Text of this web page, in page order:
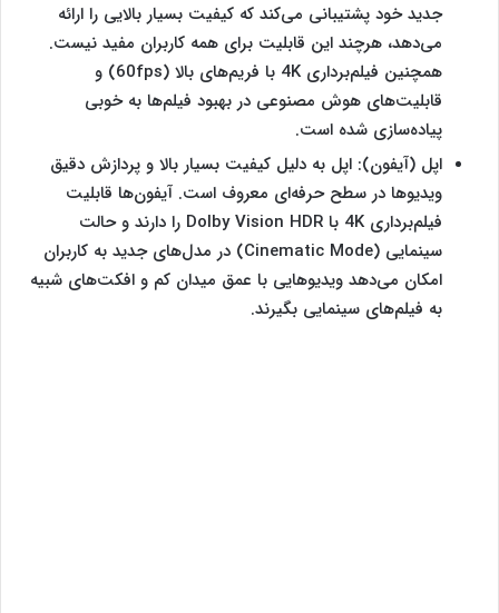
جدید خود پشتیبانی می‌کند که کیفیت بسیار بالایی را ارائه
می‌دهد، هرچند این قابلیت برای همه کاربران مفید نیست.
همچنین فیلم‌برداری 4K با فریم‌های بالا (60fps) و
قابلیت‌های هوش مصنوعی در بهبود فیلم‌ها به خوبی
پیاده‌سازی شده است.
اپل (آیفون): اپل به دلیل کیفیت بسیار بالا و پردازش دقیق
ویدیوها در سطح حرفه‌ای معروف است. آیفون‌ها قابلیت
فیلم‌برداری 4K با Dolby Vision HDR را دارند و حالت
سینمایی (Cinematic Mode) در مدل‌های جدید به کاربران
امکان می‌دهد ویدیوهایی با عمق میدان کم و افکت‌های شبیه
به فیلم‌های سینمایی بگیرند.